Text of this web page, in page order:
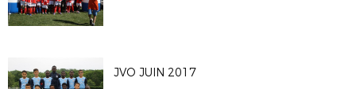
JVO JUIN 2017